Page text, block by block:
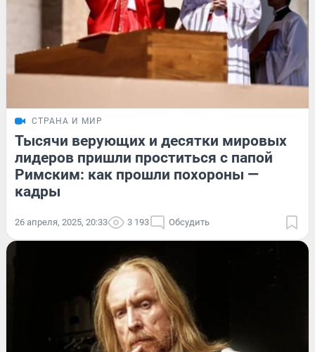
СТРАНА И МИР
Тысячи верующих и десятки мировых
лидеров пришли проститься с папой
Римским: как прошли похороны —
кадры
26 апреля, 2025, 20:33 3 193 Обсудить